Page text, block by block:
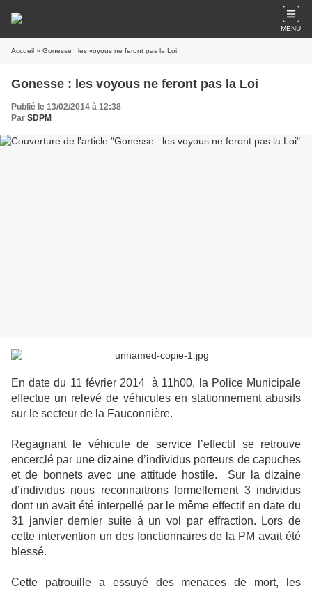
MENU
Accueil » Gonesse : les voyous ne feront pas la Loi
Gonesse : les voyous ne feront pas la Loi
Publié le 13/02/2014 à 12:38
Par SDPM
En date du 11 février 2014 à 11h00, la Police Municipale
effectue un relevé de véhicules en stationnement abusifs
sur le secteur de la Fauconnière.
Regagnant le véhicule de service l’effectif se retrouve
encerclé par une dizaine d’individus porteurs de capuches
et de bonnets avec une attitude hostile. Sur la dizaine
d’individus nous reconnaitrons formellement 3 individus
dont un avait été interpellé par le même effectif en date du
31 janvier dernier suite à un vol par effraction. Lors de
cette intervention un des fonctionnaires de la PM avait été
blessé.
Cette patrouille a essuyé des menaces de mort, les